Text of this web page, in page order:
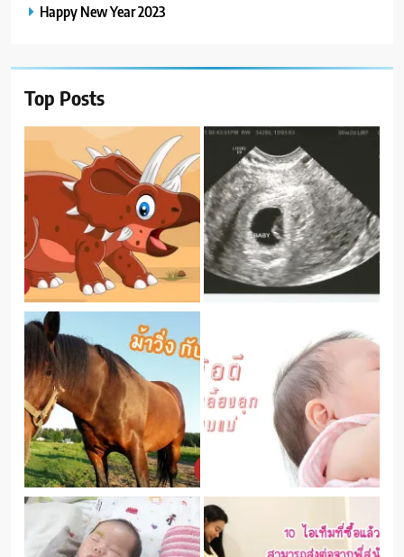
Happy New Year 2023
Top Posts